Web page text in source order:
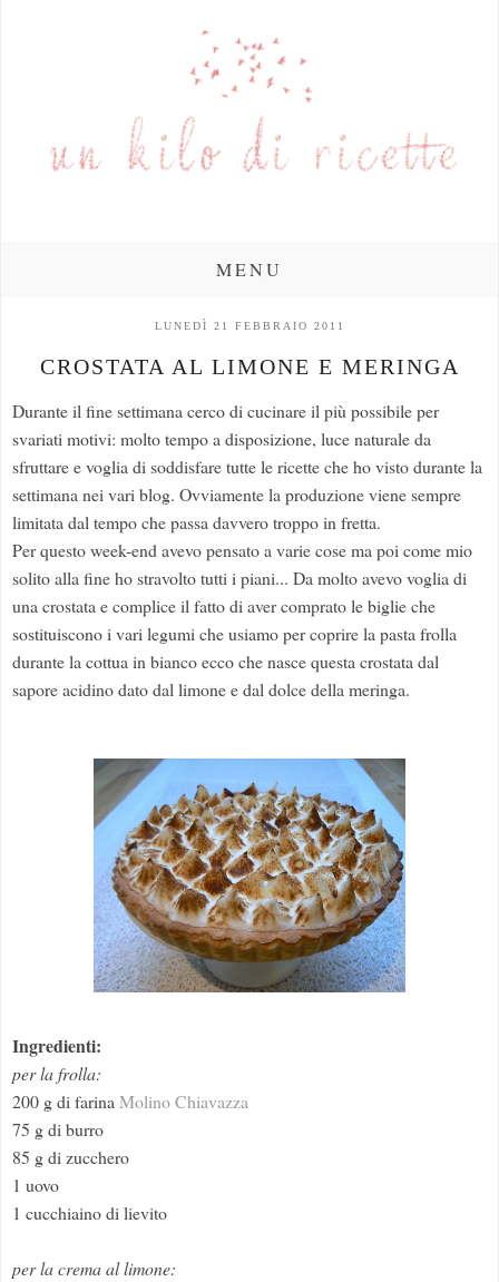
MENU
LUNEDÌ 21 FEBBRAIO 2011
CROSTATA AL LIMONE E MERINGA
Durante il fine settimana cerco di cucinare il più possibile per
svariati motivi: molto tempo a disposizione, luce naturale da
sfruttare e voglia di soddisfare tutte le ricette che ho visto durante la
settimana nei vari blog. Ovviamente la produzione viene sempre
limitata dal tempo che passa davvero troppo in fretta.
Per questo week-end avevo pensato a varie cose ma poi come mio
solito alla fine ho stravolto tutti i piani... Da molto avevo voglia di
una crostata e complice il fatto di aver comprato le biglie che
sostituiscono i vari legumi che usiamo per coprire la pasta frolla
durante la cottua in bianco ecco che nasce questa crostata dal
sapore acidino dato dal limone e dal dolce della meringa.
Ingredienti:
per la frolla:
200 g di farinaMolino Chiavazza
75 g di burro
85 g di zucchero
1 uovo
1 cucchiaino di lievito
per la crema al limone: